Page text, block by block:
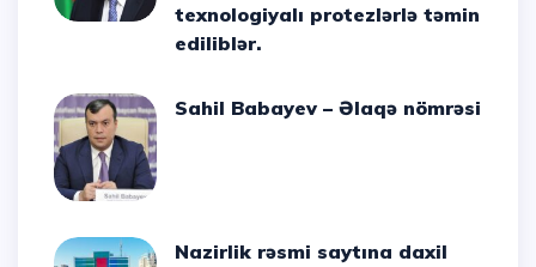
texnologiyalı protezlərlə təmin
ediliblər.
Sahil Babayev – Əlaqə nömrəsi
Nazirlik rəsmi saytına daxil